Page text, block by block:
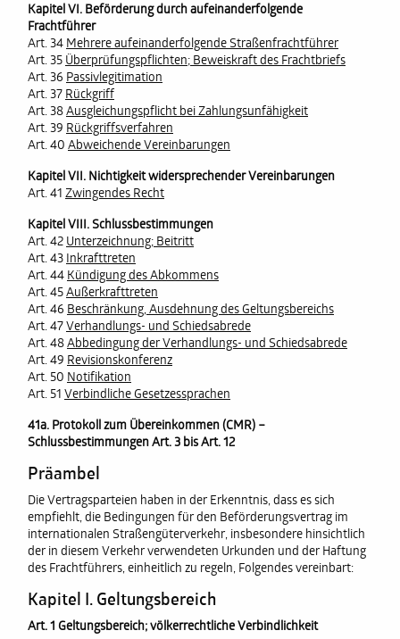
Kapitel VI. Beförderung durch aufeinanderfolgende
Frachtführer
Art. 34 Mehrere aufeinanderfolgende Straßenfrachtführer
Art. 35 Überprüfungspflichten; Beweiskraft des Frachtbriefs
Art. 36 Passivlegitimation
Art. 37 Rückgriff
Art. 38 Ausgleichungspflicht bei Zahlungsunfähigkeit
Art. 39 Rückgriffsverfahren
Art. 40 Abweichende Vereinbarungen
Kapitel VII. Nichtigkeit widersprechender Vereinbarungen
Art. 41 Zwingendes Recht
Kapitel VIII. Schlussbestimmungen
Art. 42 Unterzeichnung; Beitritt
Art. 43 Inkrafttreten
Art. 44 Kündigung des Abkommens
Art. 45 Außerkrafttreten
Art. 46 Beschränkung, Ausdehnung des Geltungsbereichs
Art. 47 Verhandlungs- und Schiedsabrede
Art. 48 Abbedingung der Verhandlungs- und Schiedsabrede
Art. 49 Revisionskonferenz
Art. 50 Notifikation
Art. 51 Verbindliche Gesetzessprachen
41a. Protokoll zum Übereinkommen (CMR) –
Schlussbestimmungen Art. 3 bis Art. 12
Präambel
Die Vertragsparteien haben in der Erkenntnis, dass es sich
empfiehlt, die Bedingungen für den Beförderungsvertrag im
internationalen Straßengüterverkehr, insbesondere hinsichtlich
der in diesem Verkehr verwendeten Urkunden und der Haftung
des Frachtführers, einheitlich zu regeln, Folgendes vereinbart:
Kapitel I. Geltungsbereich
Art. 1 Geltungsbereich; völkerrechtliche Verbindlichkeit